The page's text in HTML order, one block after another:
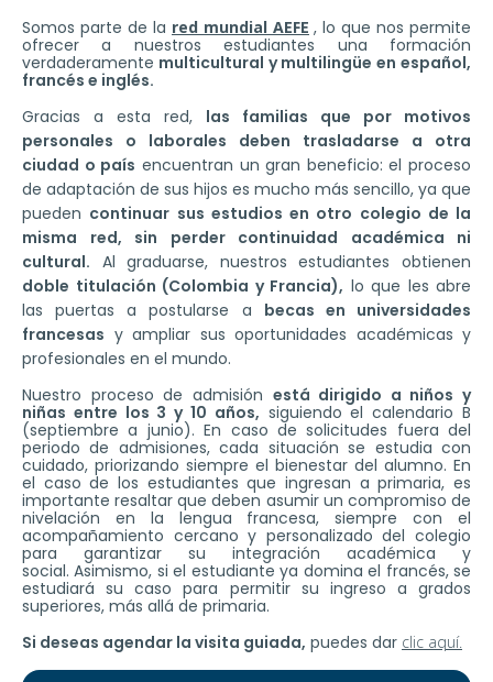
Somos parte de la red mundial AEFE , lo que nos permite
ofrecer a nuestros estudiantes una formación
verdaderamente multicultural y multilingüe en español,
francés e inglés.
Gracias a esta red, las familias que por motivos
personales o laborales deben trasladarse a otra
ciudad o país encuentran un gran beneficio: el proceso
de adaptación de sus hijos es mucho más sencillo, ya que
pueden continuar sus estudios en otro colegio de la
misma red, sin perder continuidad académica ni
cultural. Al graduarse, nuestros estudiantes obtienen
doble titulación (Colombia y Francia), lo que les abre
las puertas a postularse a becas en universidades
francesas y ampliar sus oportunidades académicas y
profesionales en el mundo.
Nuestro proceso de admisión está dirigido a niños y
niñas entre los 3 y 10 años, siguiendo el calendario B
(septiembre a junio). En caso de solicitudes fuera del
periodo de admisiones, cada situación se estudia con
cuidado, priorizando siempre el bienestar del alumno. En
el caso de los estudiantes que ingresan a primaria, es
importante resaltar que deben asumir un compromiso de
nivelación en la lengua francesa, siempre con el
acompañamiento cercano y personalizado del colegio
para garantizar su integración académica y
social. Asimismo, si el estudiante ya domina el francés, se
estudiará su caso para permitir su ingreso a grados
superiores, más allá de primaria.
Si deseas agendar la visita guiada, puedes dar clic aquí.